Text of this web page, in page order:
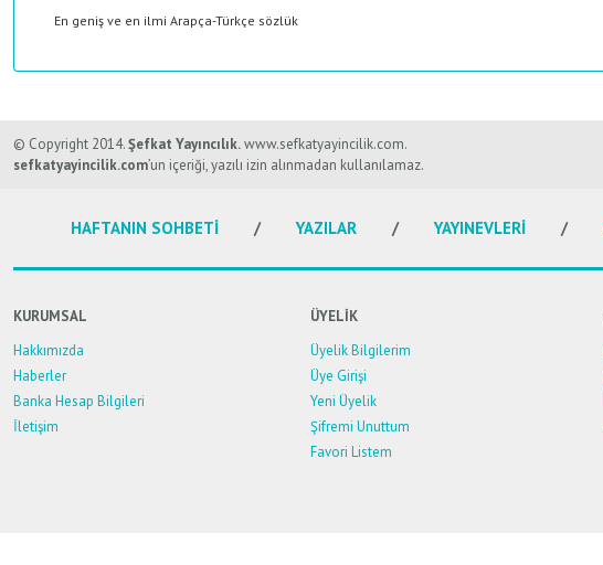
En geniş ve en ilmi Arapça-Türkçe sözlük
Görüş ve önerileriniz için teşekkür ederiz.
Ürün açıklamasında eksik bilgiler bulunuyor.
Bu ürüne benzer farklı alternatifler olmalı.
© Copyright 2014.Şefkat Yayıncılık.www.sefkatyayincilik.com.
sefkatyayincilik.com’un içeriği, yazılı izin alınmadan kullanılamaz.
HAFTANIN SOHBETİ YAZILAR YAYINEVLERİ
KURUMSAL
Hakkımızda
Haberler
Banka Hesap Bilgileri
İletişim
ÜYELİK
Üyelik Bilgilerim
Üye Girişi
Yeni Üyelik
Şifremi Unuttum
Favori Listem